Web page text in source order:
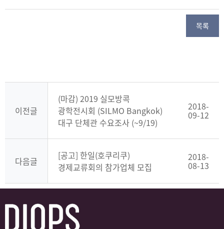
목록
이전글
(마감) 2019 실모방콕
광학전시회 (SILMO Bangkok)
대구 단체관 수요조사 (~9/19)
2018-
09-12
다음글
[공고] 한일(호쿠리쿠)
경제교류회의 참가업체 모집
2018-
08-13